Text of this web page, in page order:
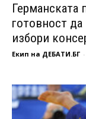
Германската
готовност
избори
Екип на ДЕБАТИ.БГ -